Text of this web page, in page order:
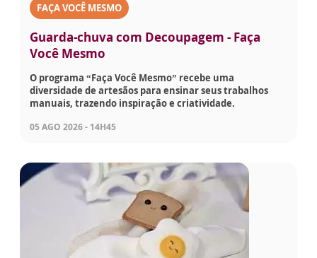
FAÇA VOCÊ MESMO
Guarda-chuva com Decoupagem - Faça
Você Mesmo
O programa “Faça Você Mesmo” recebe uma
diversidade de artesãos para ensinar seus trabalhos
manuais, trazendo inspiração e criatividade.
05 AGO 2026 - 14H45